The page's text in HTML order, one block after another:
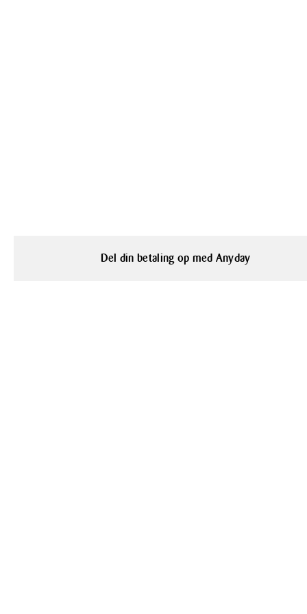
Del din betaling op med Anyday